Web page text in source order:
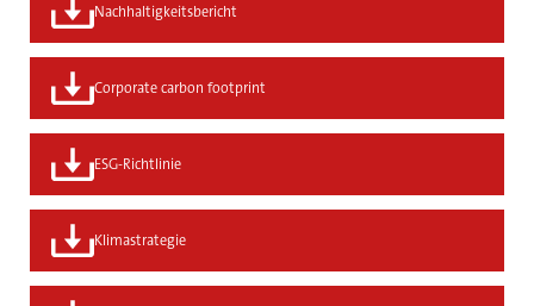
Nachhaltigkeitsbericht
Corporate carbon footprint
ESG-Richtlinie
Klimastrategie